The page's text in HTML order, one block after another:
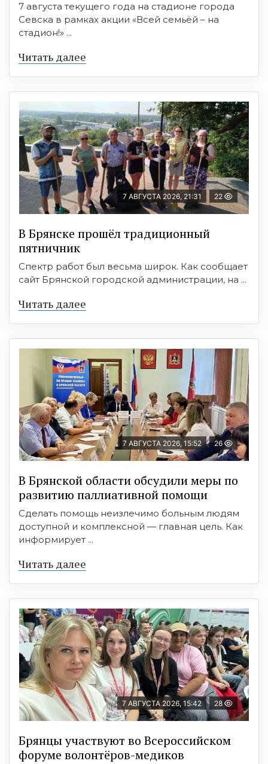
7 августа текущего года на стадионе города
Севска в рамках акции «Всей семьёй – на
стадион!» ...
Читать далее
7 АВГУСТА 2026, 21:31 22
В Брянске прошёл традиционный
пятничник
Спектр работ был весьма широк. Как сообщает
сайт Брянской городской администрации, на ...
Читать далее
7 АВГУСТА 2026, 15:52 26
В Брянской области обсудили меры по
развитию паллиативной помощи
Сделать помощь неизлечимо больным людям
доступной и комплексной — главная цель. Как
информирует ...
Читать далее
7 АВГУСТА 2026, 15:42 28
Брянцы участвуют во Всероссийском
форуме волонтёров-медиков